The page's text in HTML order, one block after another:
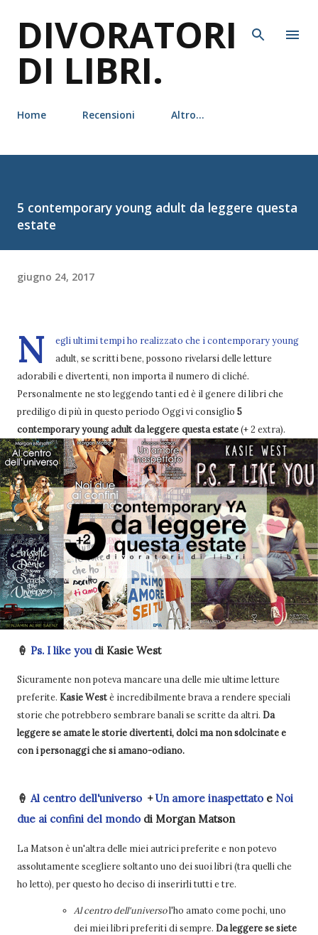
DIVORATORI
DI LIBRI.
Home Recensioni Altro…
5 contemporary young adult da leggere questa
estate
giugno 24, 2017
N
egli ultimi tempi ho realizzato che i contemporary young
adult, se scritti bene, possono rivelarsi delle letture
adorabili e divertenti, non importa il numero di cliché.
Personalmente ne sto leggendo tanti ed è il genere di libri che
prediligo di più in questo periodo Oggi vi consiglio 5
contemporary young adult da leggere questa estate(+ 2 extra).
🍦 Ps. I like you di Kasie West
Sicuramente non poteva mancare una delle mie ultime letture
preferite. Kasie Westè incredibilmente brava a rendere speciali
storie che potrebbero sembrare banali se scritte da altri. Da
leggere se amate le storie divertenti, dolci ma non sdolcinate e
con i personaggi che si amano-odiano.
🍦 Al centro dell'universo +Un amore inaspettato e Noi
due ai confini del mondo di Morgan Matson
La Matson è un'altra delle miei autrici preferite e non potevo
assolutamente scegliere soltanto uno dei suoi libri (tra quelli che
ho letto), per questo ho deciso di inserirli tutti e tre.
Al centro dell'universol'ho amato come pochi, uno
dei miei libri preferiti di sempre. Da leggere se siete